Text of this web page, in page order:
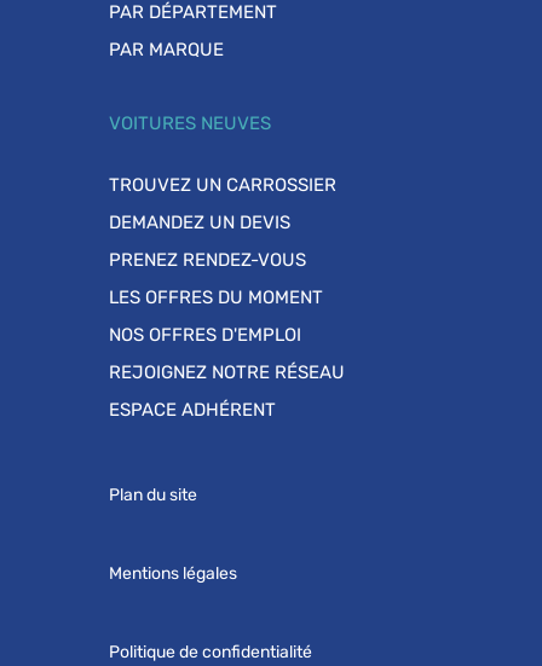
PAR DÉPARTEMENT
PAR MARQUE
VOITURES NEUVES
TROUVEZ UN CARROSSIER
DEMANDEZ UN DEVIS
PRENEZ RENDEZ-VOUS
LES OFFRES DU MOMENT
NOS OFFRES D'EMPLOI
REJOIGNEZ NOTRE RÉSEAU
ESPACE ADHÉRENT
Plan du site
Mentions légales
Politique de confidentialité